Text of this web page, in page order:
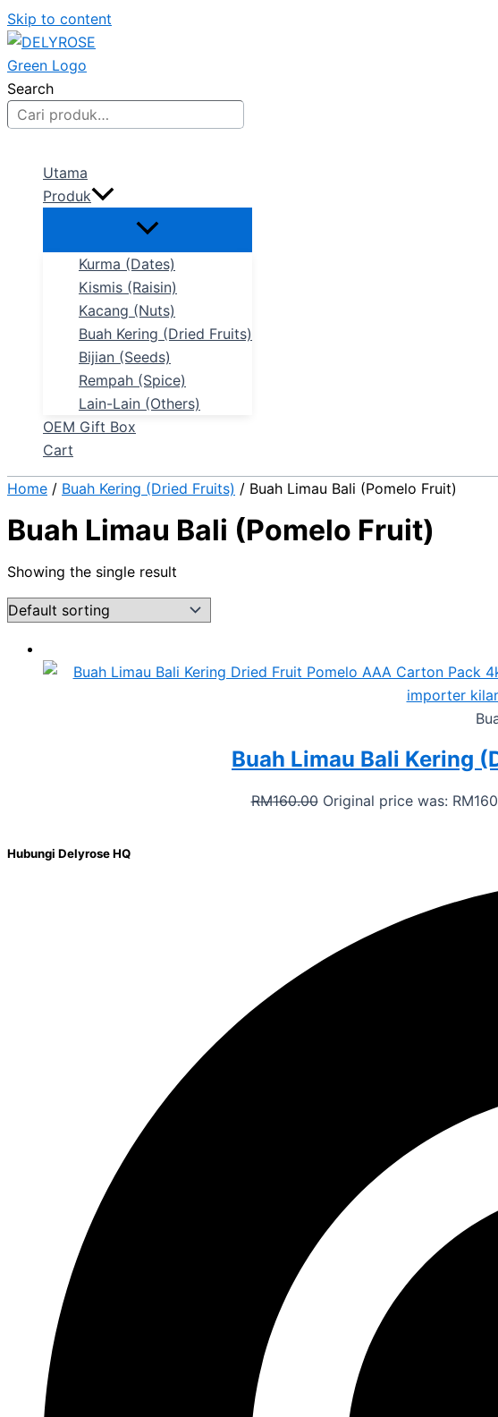
Skip to content
Search
Utama
Produk
Kurma (Dates)
Kismis (Raisin)
Kacang (Nuts)
Buah Kering (Dried Fruits)
Bijian (Seeds)
Rempah (Spice)
Lain-Lain (Others)
OEM Gift Box
Cart
Home / Buah Kering (Dried Fruits) / Buah Limau Bali (Pomelo Fruit)
Buah Limau Bali (Pomelo Fruit)
Showing the single result
Buah Limau Bali Kering
RM160.00 Original price was:
Hubungi Delyrose HQ